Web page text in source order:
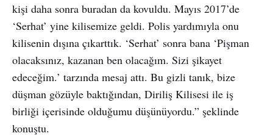
kişi daha sonra buradan da kovuldu. Mayıs 2017’de
‘Serhat’ yine kilisemize geldi. Polis yardımıyla onu
kilisenin dışına çıkarttık. ‘Serhat’ sonra bana ‘Pişman
olacaksınız, kazanan ben olacağım. Sizi şikayet
edeceğim.’ tarzında mesaj attı. Bu gizli tanık, bize
düşman gözüyle baktığından, Diriliş Kilisesi ile iş
birliği içerisinde olduğumu düşünüyordu.” şeklinde
konuştu.